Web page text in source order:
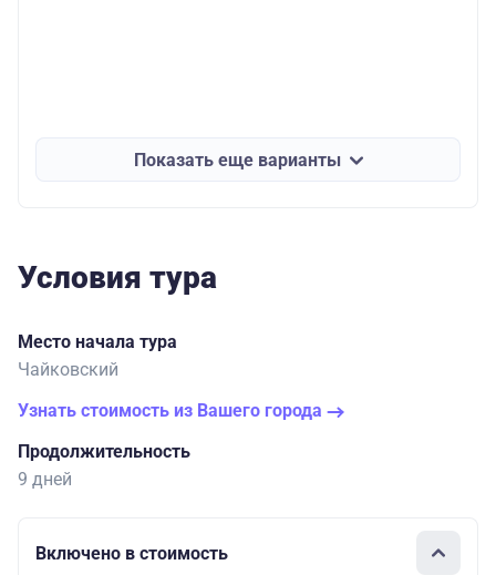
Показать еще варианты
Условия тура
Место начала тура
Чайковский
Узнать стоимость из Вашего города
Продолжительность
9 дней
Включено в стоимость